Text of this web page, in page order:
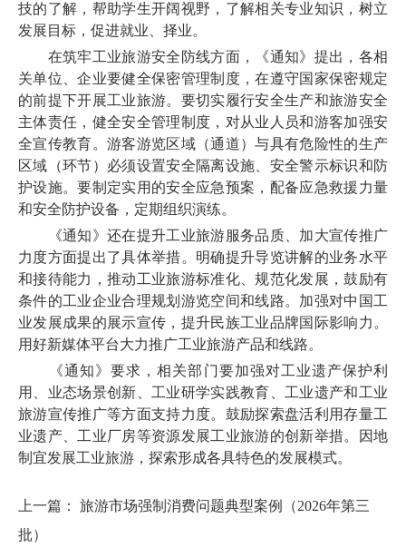
技的了解，帮助学生开阔视野，了解相关专业知识，树立
发展目标，促进就业、择业。
在筑牢工业旅游安全防线方面，《通知》提出，各相
关单位、企业要健全保密管理制度，在遵守国家保密规定
的前提下开展工业旅游。要切实履行安全生产和旅游安全
主体责任，健全安全管理制度，对从业人员和游客加强安
全宣传教育。游客游览区域（通道）与具有危险性的生产
区域（环节）必须设置安全隔离设施、安全警示标识和防
护设施。要制定实用的安全应急预案，配备应急救援力量
和安全防护设备，定期组织演练。
《通知》还在提升工业旅游服务品质、加大宣传推广
力度方面提出了具体举措。明确提升导览讲解的业务水平
和接待能力，推动工业旅游标准化、规范化发展，鼓励有
条件的工业企业合理规划游览空间和线路。加强对中国工
业发展成果的展示宣传，提升民族工业品牌国际影响力。
用好新媒体平台大力推广工业旅游产品和线路。
《通知》要求，相关部门要加强对工业遗产保护利
用、业态场景创新、工业研学实践教育、工业遗产和工业
旅游宣传推广等方面支持力度。鼓励探索盘活利用存量工
业遗产、工业厂房等资源发展工业旅游的创新举措。因地
制宜发展工业旅游，探索形成各具特色的发展模式。
上一篇： 旅游市场强制消费问题典型案例（2026年第三
批）